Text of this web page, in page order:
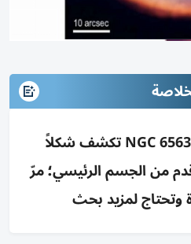
دراسة على السديم NGC 6563 تكشف شكلاً
من الجسم الرئيسي؛ مرّ
وتحتاج لمزيد بحث